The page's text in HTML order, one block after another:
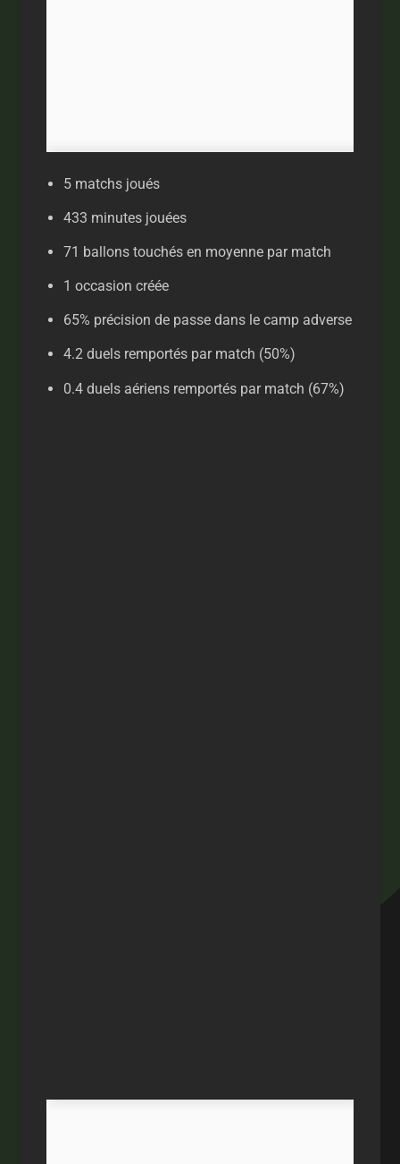
5 matchs joués
433 minutes jouées
71 ballons touchés en moyenne par match
1 occasion créée
65% précision de passe dans le camp adverse
4.2 duels remportés par match (50%)
0.4 duels aériens remportés par match (67%)